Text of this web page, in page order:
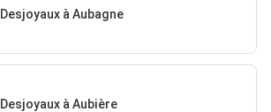
Desjoyaux à Aubagne
Desjoyaux à Aubière